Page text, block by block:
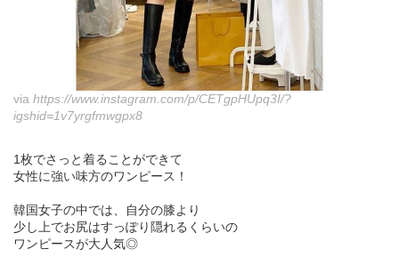
via https://www.instagram.com/p/CETgpHUpq3I/?
igshid=1v7yrgfmwgpx8
1枚でさっと着ることができて
女性に強い味方のワンピース！
韓国女子の中では、自分の膝より
少し上でお尻はすっぽり隠れるくらいの
ワンピースが大人気◎